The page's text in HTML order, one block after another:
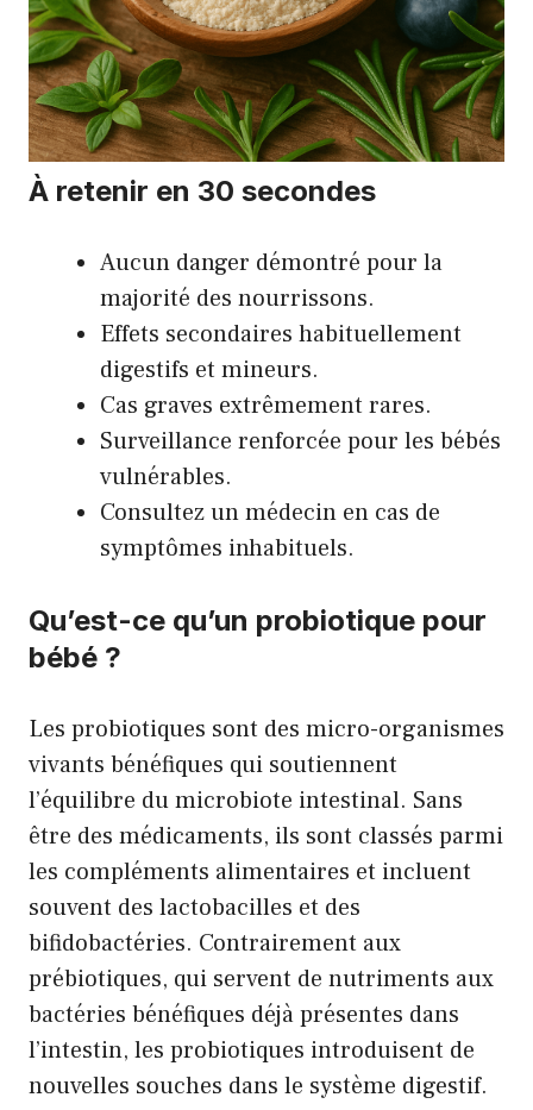
À retenir en 30 secondes
Aucun danger démontré pour la
majorité des nourrissons.
Effets secondaires habituellement
digestifs et mineurs.
Cas graves extrêmement rares.
Surveillance renforcée pour les bébés
vulnérables.
Consultez un médecin en cas de
symptômes inhabituels.
Qu’est-ce qu’un probiotique pour
bébé ?
Les probiotiques sont des micro-organismes
vivants bénéfiques qui soutiennent
l’équilibre du microbiote intestinal. Sans
être des médicaments, ils sont classés parmi
les compléments alimentaires et incluent
souvent des lactobacilles et des
bifidobactéries. Contrairement aux
prébiotiques, qui servent de nutriments aux
bactéries bénéfiques déjà présentes dans
l’intestin, les probiotiques introduisent de
nouvelles souches dans le système digestif.